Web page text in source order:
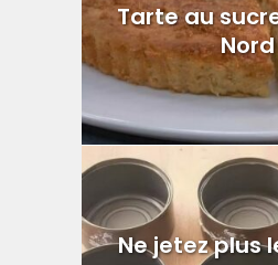
Tarte au
Nord
Ne jetez plus